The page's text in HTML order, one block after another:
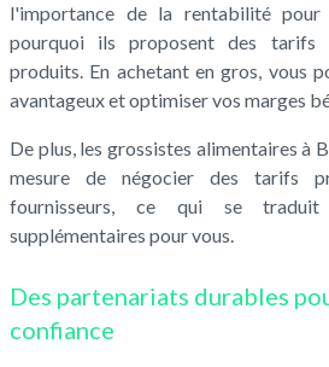
l'importance de la rentabilité pour
pourquoi ils proposent des tarifs
produits. En achetant en gros, vous
avantageux et optimiser vos marges
De plus, les grossistes alimentaires à
mesure de négocier des tarifs
fournisseurs, ce qui se
supplémentaires pour vous.
Des partenariats durables
confiance